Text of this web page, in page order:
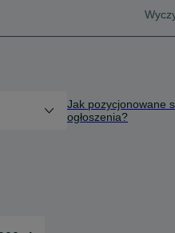
Jak pozycjonowane
ogłoszenia?